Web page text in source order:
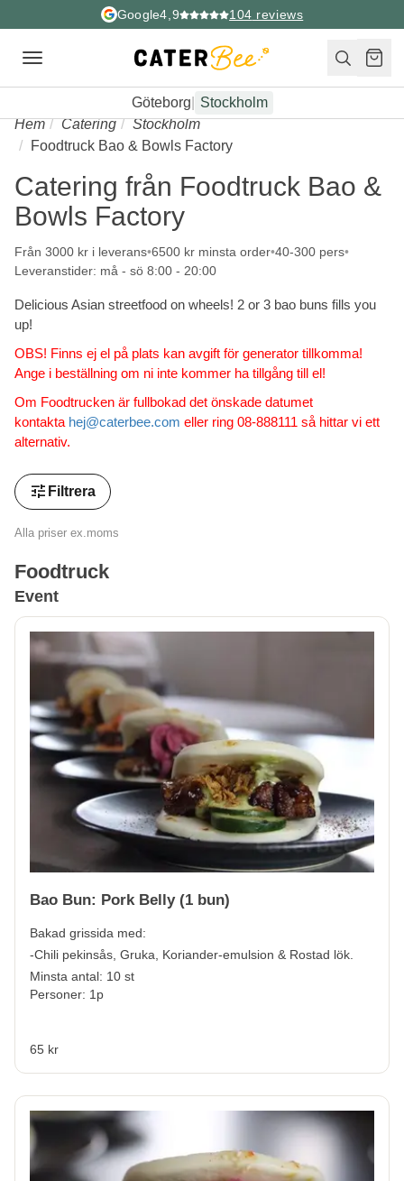
Google4,9 104 reviews
Toggle
Göteborg
Stockholm
Hem
Catering
Stockholm
Foodtruck Bao & Bowls Factory
Catering från Foodtruck Bao &
Bowls Factory
Från 3000 kr i leverans 6500 kr minsta order 40-300 pers
Leveranstider: må - sö 8:00 - 20:00
Delicious Asian streetfood on wheels! 2 or 3 bao buns fills you
up!
OBS! Finns ej el på plats kan avgift för generator tillkomma!
Ange i beställning om ni inte kommer ha tillgång till el!
Om Foodtrucken är fullbokad det önskade datumet
kontakta hej@caterbee.com eller ring 08-888111 så hittar vi ett
alternativ.
tune Filtrera
Alla priser ex.moms
Foodtruck
Event
Bao Bun: Pork Belly (1 bun)
Bakad grissida med:
-Chili pekinsås, Gruka, Koriander-emulsion & Rostad lök.
Minsta antal: 10 st
Personer: 1p
65 kr